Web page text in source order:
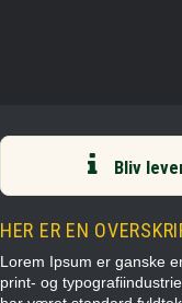
Bliv
HER ER EN
Lorem Ipsum er ganske
print- og